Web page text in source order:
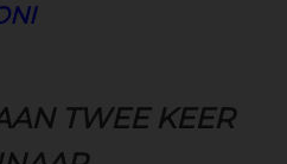
TWEE KEER